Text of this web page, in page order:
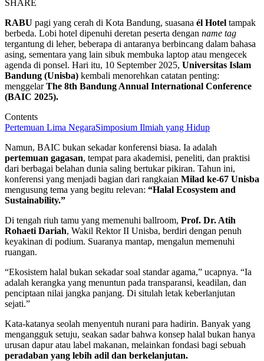
SHARE
RABU pagi yang cerah di Kota Bandung, suasana él Hotel tampak
berbeda. Lobi hotel dipenuhi deretan peserta dengan name tag
tergantung di leher, beberapa di antaranya berbincang dalam bahasa
asing, sementara yang lain sibuk membuka laptop atau mengecek
agenda di ponsel. Hari itu, 10 September 2025, Universitas Islam
Bandung (Unisba) kembali menorehkan catatan penting:
menggelarThe 8th Bandung Annual International Conference
(BAIC 2025).
Contents
Pertemuan Lima NegaraSimposium Ilmiah yang Hidup
Namun, BAIC bukan sekadar konferensi biasa. Ia adalah
pertemuan gagasan, tempat para akademisi, peneliti, dan praktisi
dari berbagai belahan dunia saling bertukar pikiran. Tahun ini,
konferensi yang menjadi bagian dari rangkaian Milad ke-67 Unisba
mengusung tema yang begitu relevan: “Halal Ecosystem and
Sustainability.”
Di tengah riuh tamu yang memenuhi ballroom, Prof. Dr. Atih
Rohaeti Dariah, Wakil Rektor II Unisba, berdiri dengan penuh
keyakinan di podium. Suaranya mantap, mengalun memenuhi
ruangan.
“Ekosistem halal bukan sekadar soal standar agama,” ucapnya. “Ia
adalah kerangka yang menuntun pada transparansi, keadilan, dan
penciptaan nilai jangka panjang. Di situlah letak keberlanjutan
sejati.”
Kata-katanya seolah menyentuh nurani para hadirin. Banyak yang
mengangguk setuju, seakan sadar bahwa konsep halal bukan hanya
urusan dapur atau label makanan, melainkan fondasi bagi sebuah
peradaban yang lebih adil dan berkelanjutan.